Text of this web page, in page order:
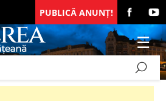
PUBLICĂ ANUNȚ!